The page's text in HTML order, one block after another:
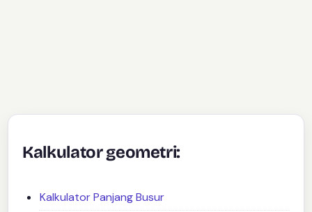
Kalkulator geometri:
Kalkulator Panjang Busur